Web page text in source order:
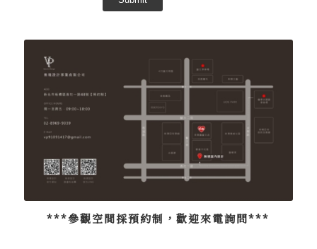
***參觀空間採預約制，歡迎來電詢問***